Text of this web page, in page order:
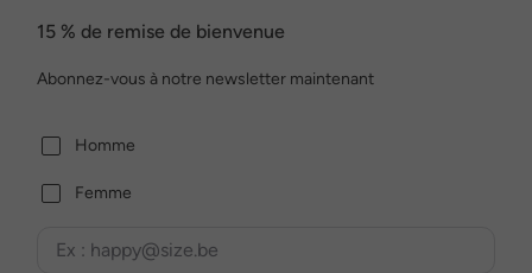
15 % de remise de bienvenue
Abonnez-vous à notre newsletter maintenant
Homme
Femme